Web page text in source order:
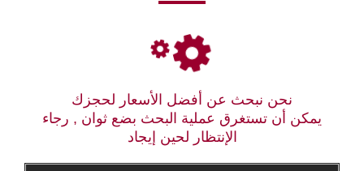
نحن نبحث عن أفضل الأسعار لحجزك
يمكن أن تستغرق عملية البحث بضع ثوان , رجاء
الإنتظار لحين إيجاد